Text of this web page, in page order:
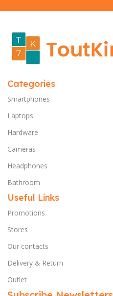
Categories
Smartphones
Laptops
Hardware
Cameras
Headphones
Bathroom
Useful Links
Promotions
Stores
Our contacts
Delivery & Return
Outlet